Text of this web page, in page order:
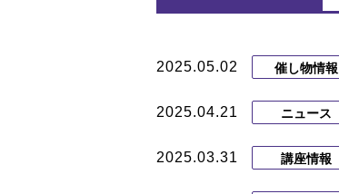
2025.05.02 催し物情報
2025.04.21 ニュース
2025.03.31 講座情報